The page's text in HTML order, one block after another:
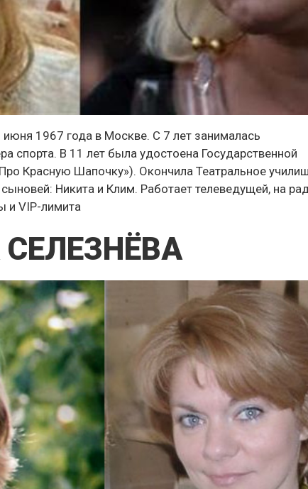
1967 года в Москве. С 7 лет занималась
спорта. В 11 лет была удостоена Государственной
Красную Шапочку»). Окончила Театральное
Никита и Клим. Работает телеведущей, на
и VIP-лимита